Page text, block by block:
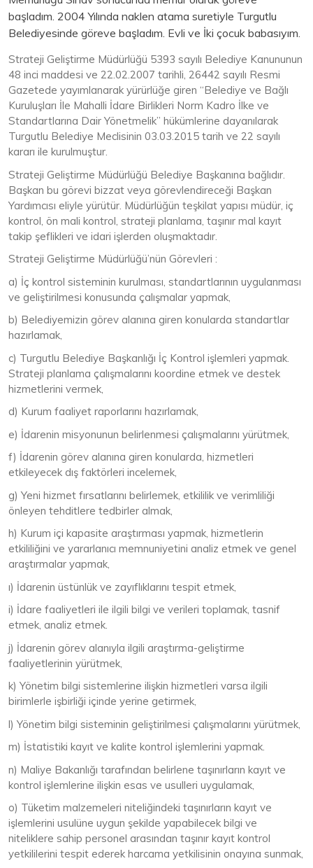
başladım. 2004 Yılında naklen atama suretiyle Turgutlu
Belediyesinde göreve başladım. Evli ve İki çocuk babasıyım.
Strateji Geliştirme Müdürlüğü 5393 sayılı Belediye Kanununun
48 inci maddesi ve 22.02.2007 tarihli, 26442 sayılı Resmi
Gazetede yayımlanarak yürürlüğe giren “Belediye ve Bağlı
Kuruluşları İle Mahalli İdare Birlikleri Norm Kadro İlke ve
Standartlarına Dair Yönetmelik” hükümlerine dayanılarak
Turgutlu Belediye Meclisinin 03.03.2015 tarih ve 22 sayılı
kararı ile kurulmuştur.
Strateji Geliştirme Müdürlüğü Belediye Başkanına bağlıdır.
Başkan bu görevi bizzat veya görevlendireceği Başkan
Yardımcısı eliyle yürütür. Müdürlüğün teşkilat yapısı müdür, iç
kontrol, ön mali kontrol, strateji planlama, taşınır mal kayıt
takip şeflikleri ve idari işlerden oluşmaktadır.
Strateji Geliştirme Müdürlüğü’nün Görevleri :
a) İç kontrol sisteminin kurulması, standartlarının uygulanması
ve geliştirilmesi konusunda çalışmalar yapmak,
b) Belediyemizin görev alanına giren konularda standartlar
hazırlamak,
c) Turgutlu Belediye Başkanlığı İç Kontrol işlemleri yapmak.
Strateji planlama çalışmalarını koordine etmek ve destek
hizmetlerini vermek,
d) Kurum faaliyet raporlarını hazırlamak,
e) İdarenin misyonunun belirlenmesi çalışmalarını yürütmek,
f) İdarenin görev alanına giren konularda, hizmetleri
etkileyecek dış faktörleri incelemek,
g) Yeni hizmet fırsatlarını belirlemek, etkililik ve verimliliği
önleyen tehditlere tedbirler almak,
h) Kurum içi kapasite araştırması yapmak, hizmetlerin
etkililiğini ve yararlanıcı memnuniyetini analiz etmek ve genel
araştırmalar yapmak,
ı) İdarenin üstünlük ve zayıflıklarını tespit etmek,
i) İdare faaliyetleri ile ilgili bilgi ve verileri toplamak, tasnif
etmek, analiz etmek.
j) İdarenin görev alanıyla ilgili araştırma-geliştirme
faaliyetlerinin yürütmek,
k) Yönetim bilgi sistemlerine ilişkin hizmetleri varsa ilgili
birimlerle işbirliği içinde yerine getirmek,
l) Yönetim bilgi sisteminin geliştirilmesi çalışmalarını yürütmek,
m) İstatistiki kayıt ve kalite kontrol işlemlerini yapmak.
n) Maliye Bakanlığı tarafından belirlene taşınırların kayıt ve
kontrol işlemlerine ilişkin esas ve usulleri uygulamak,
o) Tüketim malzemeleri niteliğindeki taşınırların kayıt ve
işlemlerini usulüne uygun şekilde yapabilecek bilgi ve
niteliklere sahip personel arasından taşınır kayıt kontrol
yetkililerini tespit ederek harcama yetkilisinin onayına sunmak,